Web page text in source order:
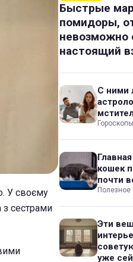
У своєму
сестрами
Быстрые
помидоры,
невозможно
настоящий
С ними
Гороскопы
кошек
почти
Полезное
Эти
уже